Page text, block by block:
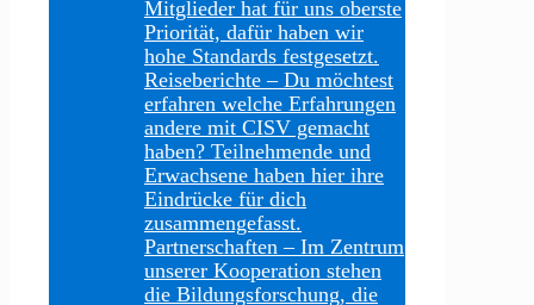
Mitglieder hat für uns oberste
Priorität, dafür haben wir
hohe Standards festgesetzt.
Reiseberichte – Du möchtest
erfahren welche Erfahrungen
andere mit CISV gemacht
haben? Teilnehmende und
Erwachsene haben hier ihre
Eindrücke für dich
zusammengefasst.
Partnerschaften – Im Zentrum
unserer Kooperation stehen
die Bildungsforschung, die